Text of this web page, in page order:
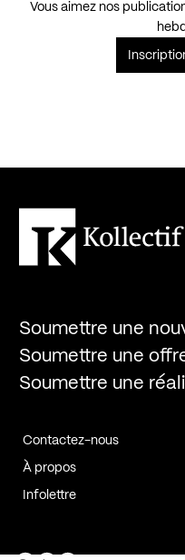
Vous aimez nos
Soumettre une
Soumettre une
Soumettre une
Contactez-nous
À propos
Infolettre